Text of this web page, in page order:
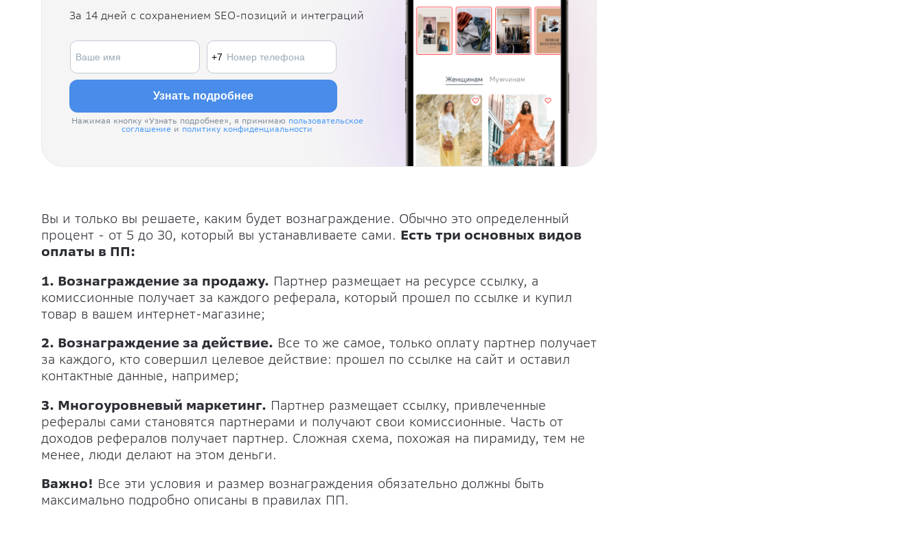
За 14 дней с сохранением SEO-позиций и интеграций
Нажимая кнопку «Узнать подробнее», я принимаю пользовательское
соглашение и политику конфиденциальности
Вы и только вы решаете, каким будет вознаграждение. Обычно это определенный
процент - от 5 до 30, который вы устанавливаете сами. Есть три основных видов
оплаты в ПП:
1. Вознаграждение за продажу. Партнер размещает на ресурсе ссылку, а
комиссионные получает за каждого реферала, который прошел по ссылке и купил
товар в вашем интернет-магазине;
2. Вознаграждение за действие. Все то же самое, только оплату партнер получает
за каждого, кто совершил целевое действие: прошел по ссылке на сайт и оставил
контактные данные, например;
3. Многоуровневый маркетинг. Партнер размещает ссылку, привлеченные
рефералы сами становятся партнерами и получают свои комиссионные. Часть от
доходов рефералов получает партнер. Сложная схема, похожая на пирамиду, тем не
менее, люди делают на этом деньги.
Важно! Все эти условия и размер вознаграждения обязательно должны быть
максимально подробно описаны в правилах ПП.